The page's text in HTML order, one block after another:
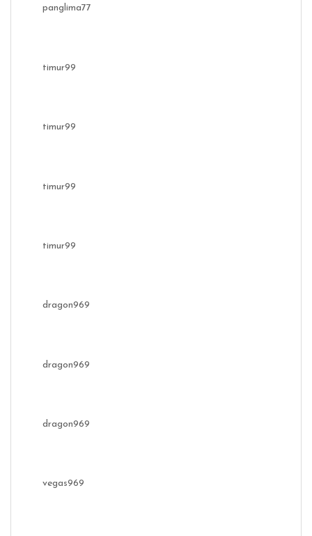
panglima77
timur99
timur99
timur99
timur99
dragon969
dragon969
dragon969
vegas969